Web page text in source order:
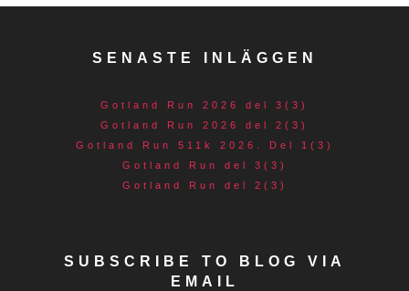
SENASTE INLÄGGEN
Gotland Run 2026 del 3(3)
Gotland Run 2026 del 2(3)
Gotland Run 511k 2026. Del 1(3)
Gotland Run del 3(3)
Gotland Run del 2(3)
SUBSCRIBE TO BLOG VIA
EMAIL